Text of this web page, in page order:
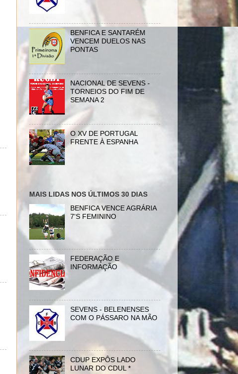
BENFICA E SANTARÉM
VENCEM DUELOS NAS
PONTAS
NACIONAL DE SEVENS -
TORNEIOS DO FIM DE
SEMANA 2
O XV DE PORTUGAL
FRENTE À ESPANHA
MAIS LIDAS NOS ÚLTIMOS 30 DIAS
BENFICA VENCE AGRÁRIA
7'S FEMININO
FEDERAÇÃO E
INFORMAÇÃO
SEVENS - BELENENSES
COM O PÁSSARO NA MÃO
CDUP EXPÔS LADO
LUNAR DO CDUL *